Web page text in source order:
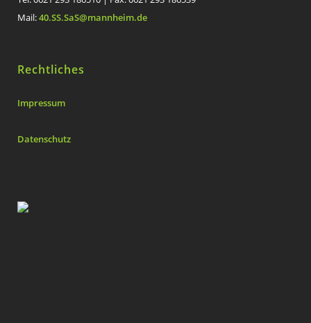
Mail:40.SS.SaS@mannheim.de
Rechtliches
Impressum
Datenschutz